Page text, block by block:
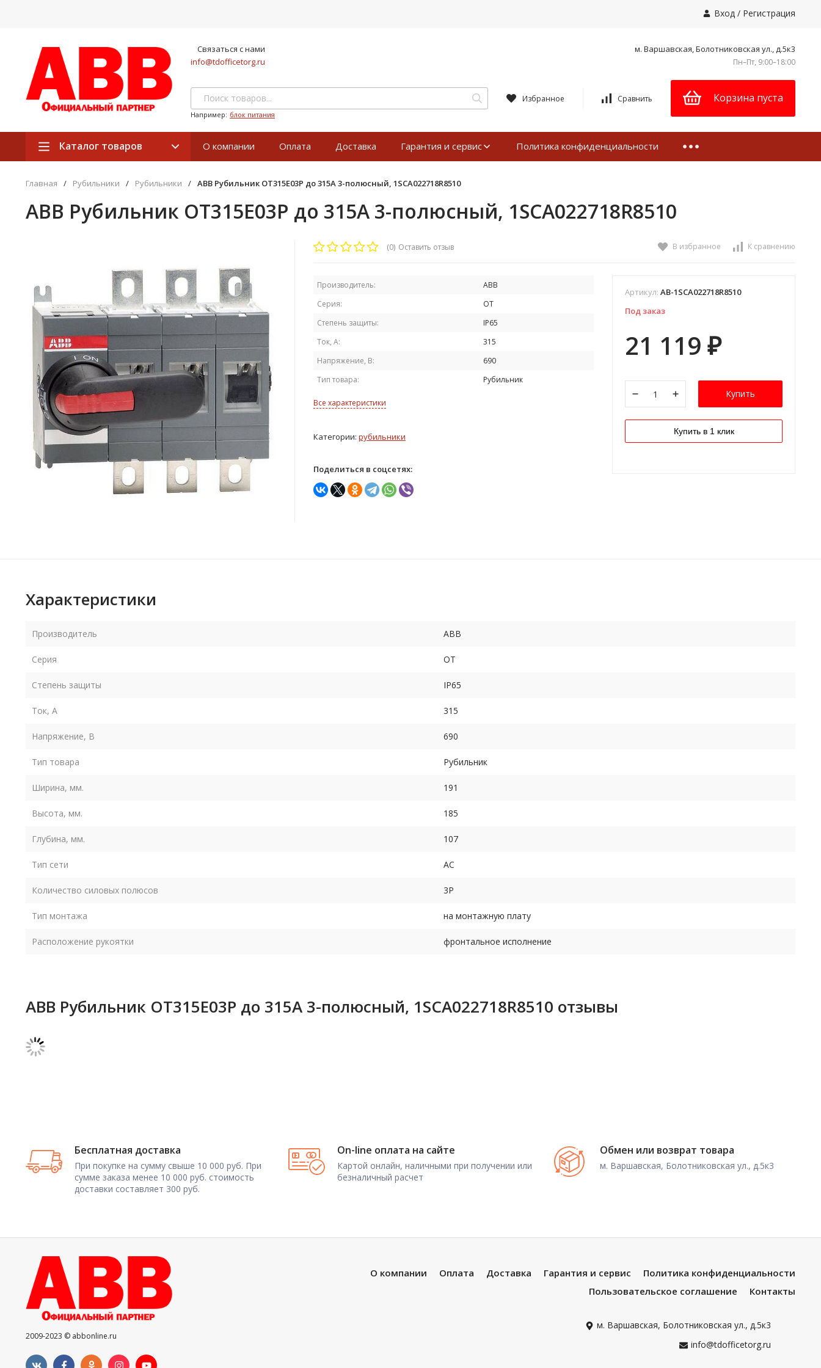
Вход / Регистрация
Связаться с нами
info@tdofficetorg.ru
м. Варшавская, Болотниковская ул., д.5к3
Пн–Пт, 9:00–18:00
Например: блок питания
Избранное Сравнить Корзина пуста
Каталог товаров О компании Оплата Доставка Гарантия и сервис Политика конфиденциальности
Главная / Рубильники / Рубильники / ABB Рубильник OT315E03P до 315А 3-полюсный, 1SCA022718R8510
ABB Рубильник OT315E03P до 315А 3-полюсный, 1SCA022718R8510
(0) Оставить отзыв В избранное К сравнению
Производитель:
ABB
Серия:
OT
Степень защиты:
IP65
Ток, А:
315
Напряжение, В:
690
Тип товара:
Рубильник
Все характеристики
Категории: рубильники
Поделиться в соцсетях:
Артикул: AB-1SCA022718R8510
Под заказ
21 119 ₽
Купить
Купить в 1 клик
Характеристики
Производитель ABB
Серия OT
Степень защиты IP65
Ток, А 315
Напряжение, В 690
Тип товара Рубильник
Ширина, мм. 191
Высота, мм. 185
Глубина, мм. 107
Тип сети AC
Количество силовых полюсов 3P
Тип монтажа на монтажную плату
Расположение рукоятки фронтальное исполнение
ABB Рубильник OT315E03P до 315А 3-полюсный, 1SCA022718R8510 отзывы
Бесплатная доставка
При покупке на сумму свыше 10 000 руб. При
сумме заказа менее 10 000 руб. стоимость
доставки составляет 300 руб.
On-line оплата на сайте
Картой онлайн, наличными при получении или
безналичный расчет
Обмен или возврат товара
м. Варшавская, Болотниковская ул., д.5к3
2009-2023 © abbonline.ru
О компании Оплата Доставка Гарантия и сервис
Политика конфиденциальности
Пользовательское соглашение
Контакты
м. Варшавская, Болотниковская ул., д.5к3
info@tdofficetorg.ru